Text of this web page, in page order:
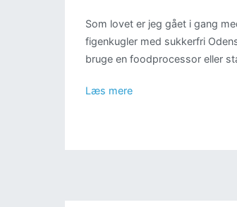
Som lovet er jeg gået i gang
figenkugler med sukkerfri
bruge en foodprocessor eller
Læs mere